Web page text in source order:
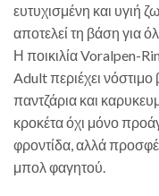
ευτυχισμένη και
αποτελεί τη βάση για
Η ποικιλία Voralpen-
Adult περιέχει
παντζάρια και
κροκέτα όχι μόνο
φροντίδα, αλλά
μπολ φαγητού.